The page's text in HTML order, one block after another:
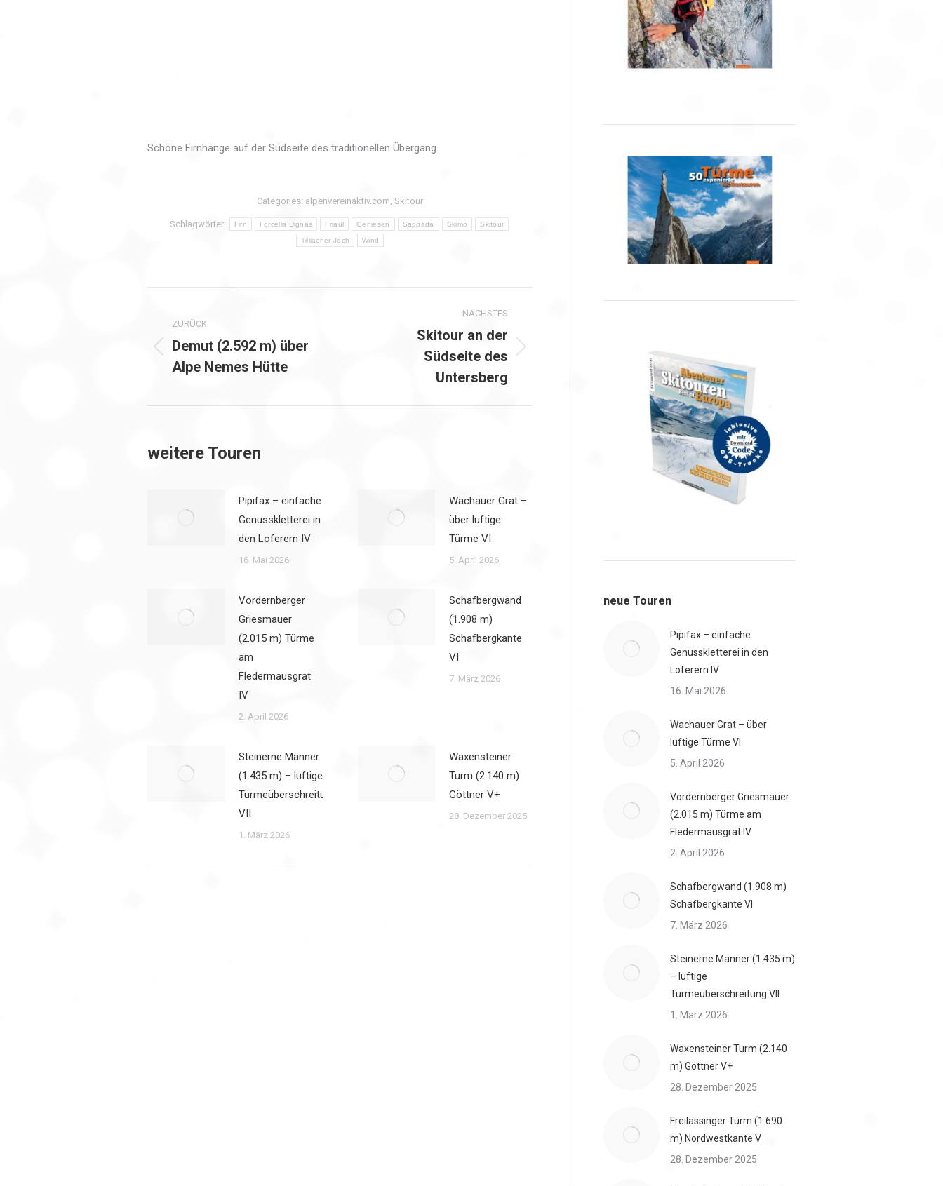
Schöne Firnhänge auf der Südseite des traditionellen Übergang.
Categories: alpenvereinaktiv.com Skitour
Schlagwörter: Firn Forcella Dignas Friaul Geniesen Sappada Skimo Skitour
Tilliacher Joch Wind
ZURÜCK
Vorheriger
Beitrag:
Demut (2.592 m) über
Alpe Nemes Hütte
NÄCHSTES
Skitour an der
Südseite des
Untersberg
weitere Touren
Pipifax – einfache
Genusskletterei in
den Loferern IV
16. Mai 2026
Wachauer Grat –
über luftige
Türme VI
5. April 2026
Vordernberger
Griesmauer
(2.015 m) Türme
am
Fledermausgrat
IV
2. April 2026
Schafbergwand
(1.908 m)
Schafbergkante
VI
7. März 2026
Steinerne Männer
(1.435 m) – luftige
Türmeüberschreitung
VII
1. März 2026
Waxensteiner
Turm (2.140 m)
Göttner V+
28. Dezember 2025
neue Touren
Pipifax – einfache
Genusskletterei in den
Loferern IV
16. Mai 2026
Wachauer Grat – über
luftige Türme VI
5. April 2026
Vordernberger Griesmauer
(2.015 m) Türme am
Fledermausgrat IV
2. April 2026
Schafbergwand (1.908 m)
Schafbergkante VI
7. März 2026
Steinerne Männer (1.435 m)
– luftige
Türmeüberschreitung VII
1. März 2026
Waxensteiner Turm (2.140
m) Göttner V+
28. Dezember 2025
Freilassinger Turm (1.690
m) Nordwestkante V
28. Dezember 2025